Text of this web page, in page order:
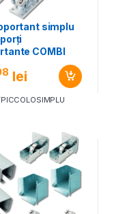
simplu
COMBI
lei